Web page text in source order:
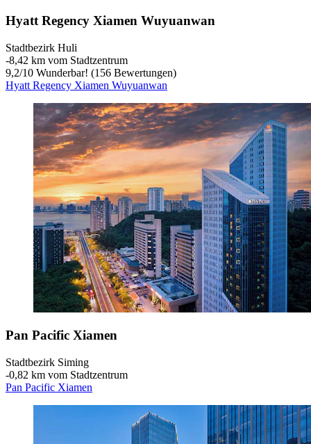
Hyatt Regency Xiamen Wuyuanwan
Stadtbezirk Huli
‐8,42 km vom Stadtzentrum
9,2/10 Wunderbar! (156 Bewertungen)
Hyatt Regency Xiamen Wuyuanwan
Pan Pacific Xiamen
Stadtbezirk Siming
‐0,82 km vom Stadtzentrum
Pan Pacific Xiamen